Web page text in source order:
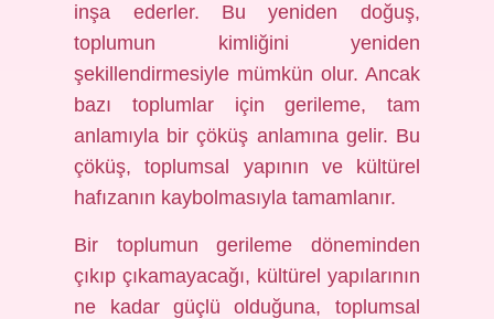
inşa ederler. Bu yeniden doğuş,
toplumun kimliğini yeniden
şekillendirmesiyle mümkün olur. Ancak
bazı toplumlar için gerileme, tam
anlamıyla bir çöküş anlamına gelir. Bu
çöküş, toplumsal yapının ve kültürel
hafızanın kaybolmasıyla tamamlanır.
Bir toplumun gerileme döneminden
çıkıp çıkamayacağı, kültürel yapılarının
ne kadar güçlü olduğuna, toplumsal